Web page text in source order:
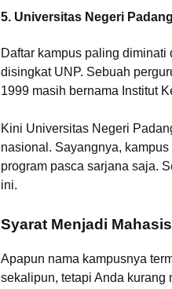
5. Universitas Negeri Padang
Daftar kampus paling
disingkat UNP. Sebuah
1999 masih bernama Institut
Kini Universitas Negeri
nasional. Sayangnya,
program pasca sarjana saja.
ini.
Syarat Menjadi
Apapun nama kampusnya
sekalipun, tetapi Anda kurang